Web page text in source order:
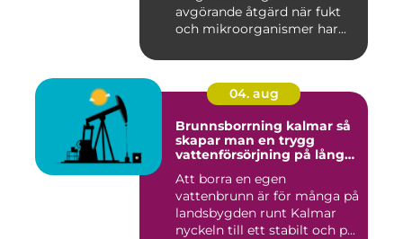
avgörande åtgärd när fukt
och mikroorganismer har...
04. aug
Brunnsborrning kalmar så
skapar man en trygg
vattenförsörjning på lång
Att borra en egen
vattenbrunn är för många på
landsbygden runt Kalmar
nyckeln till ett stabilt och p...